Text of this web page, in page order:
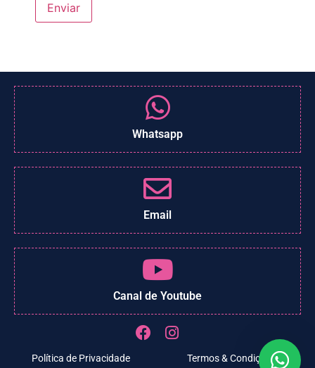
Whatsapp
Email
Canal de Youtube
Política de Privacidade Termos & Condições